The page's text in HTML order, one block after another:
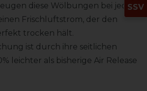
diese Wölbungen bei jeder
Frischluftstrom, der den
trocken hält.
ist durch ihre seitlichen
leichter als bisherige Air Release
SSV